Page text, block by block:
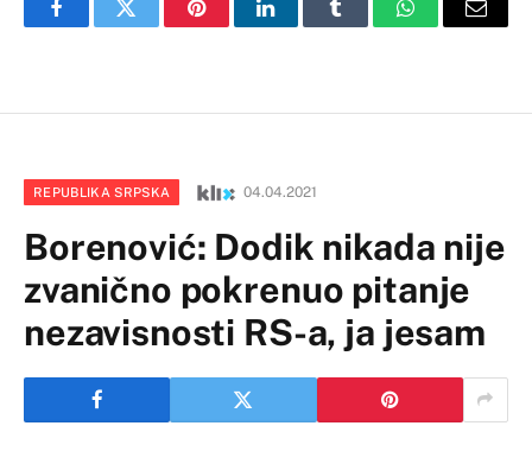
FacebookTwitter PinterestLinkedInTumblr WhatsAppEmail
REPUBLIKA SRPSKA 04.04.2021
Borenović: Dodik nikada nije
zvanično pokrenuo pitanje
nezavisnosti RS-a, ja jesam